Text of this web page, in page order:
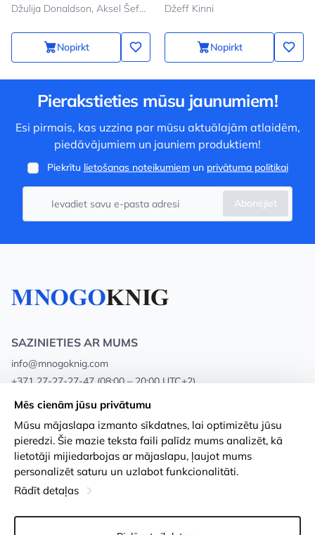
Džulija Donaldson, Aksel Šeffler
Nopirkt
Džeff Kinni
Nopirkt
Pierakstieties mūsu jaunumiem!
Esi pirmais, kas uzzina par mūsu aktuālajām atlaidēm,
piedāvājumiem un jauniem produktiem!
Piekrītu lietošanas noteikumiemun privātuma politikai
Abonējiet
SAZINIETIES AR MUMS
info@mnogoknig.com
+371 27-27-27-47 (08:00 – 20:00 UTC+2)
Rīga, Augusta Deglava 69d, LV-1082
Par mums
Veikali
Apmaksa un piegāde
Loayalitātes kartes
Privātuma politika
Noteikumi un nosacījumi
Preču atgriešanās
Mēs cienām jūsu privātumu
Mūsu mājaslapa izmanto sīkdatnes, lai optimizētu jūsu
pieredzi. Šie mazie teksta faili palīdz mums analizēt, kā
lietotāji mijiedarbojas ar mājaslapu, ļaujot mums
personalizēt saturu un uzlabot funkcionalitāti.
Rādīt detaļas